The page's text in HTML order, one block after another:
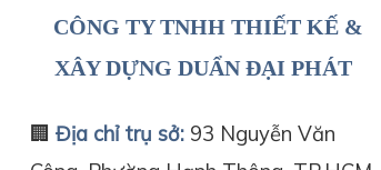
CÔNG TY TNHH THIẾT KẾ &
XÂY DỰNG DUẨN ĐẠI PHÁT
🏢 Địa chỉ trụ sở: 93 Nguyễn Văn